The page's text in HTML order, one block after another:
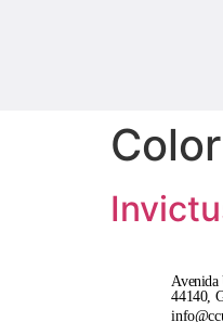
Avenida
44140,